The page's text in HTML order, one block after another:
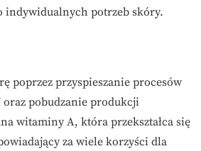
indywidualnych potrzeb skóry.
poprzez przyspieszanie procesów
pobudzanie produkcji
witaminy A, która przekształca się
za wiele korzyści dla